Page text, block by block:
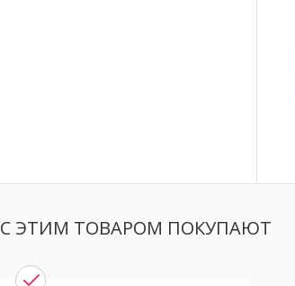
С ЭТИМ ТОВАРОМ ПОКУПАЮТ